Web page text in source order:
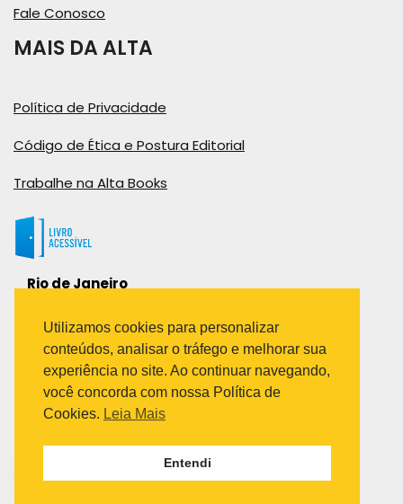
Fale Conosco
MAIS DA ALTA
Política de Privacidade
Código de Ética e Postura Editorial
Trabalhe na Alta Books
Rio de Janeiro
Bairro Industrial do Jacaré
Rio de Janeiro – RJ – CEP: 20970-031
Telefone:
(21) 3278-8069
(21) 3995-7512
Avenida Paulista 1636 / sala 1407
Utilizamos cookies para personalizar
conteúdos, analisar o tráfego e melhorar sua
experiência no site. Ao continuar navegando,
você concorda com nossa Política de
Cookies. Leia Mais
Entendi